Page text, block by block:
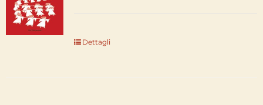
Dettagli